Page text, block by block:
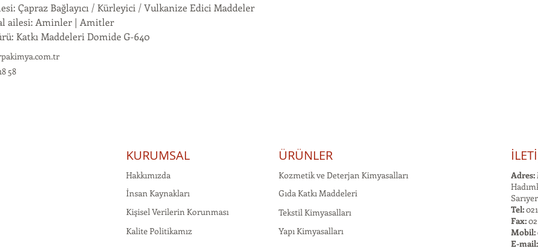
Çapraz Bağlayıcı / Kürleyici / Vulkanize Edici Maddeler
ailesi: Aminler | Amitler
Katkı Maddeleri Domide G-640
58
KURUMSAL
Hakkımızda
İnsan Kaynakları
Kişisel Verilerin Korunması
Kalite Politikamız
ÜRÜNLER
Kozmetik ve Deterjan Kimyasalları
Gıda Katkı Maddeleri
Tekstil Kimyasalları
Yapı Kimyasalları
Adres:
Tel:
Fax:
Mobil:
E-mail: